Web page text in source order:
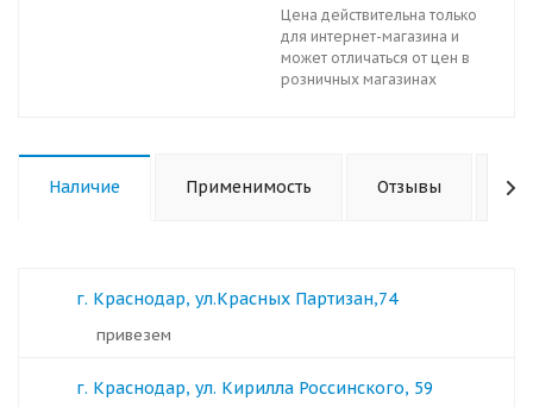
Цена действительна только
для интернет-магазина и
может отличаться от цен в
розничных магазинах
Наличие Применимость Отзывы
г. Краснодар, ул.Красных Партизан,74
Привезем
г. Краснодар, ул. Кирилла Россинского, 59